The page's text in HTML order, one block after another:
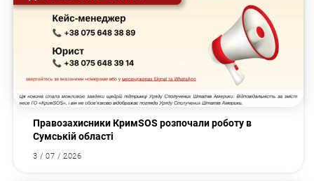
Правозахисники КримSOS розпочали роботу в
Сумській області
3 / 07 / 2026